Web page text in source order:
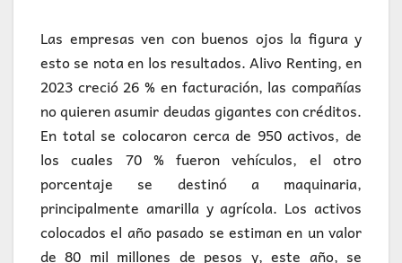
Las empresas ven con buenos ojos la figura y
esto se nota en los resultados. Alivo Renting, en
2023 creció 26 % en facturación, las compañías
no quieren asumir deudas gigantes con créditos.
En total se colocaron cerca de 950 activos, de
los cuales 70 % fueron vehículos, el otro
porcentaje se destinó a maquinaria,
principalmente amarilla y agrícola. Los activos
colocados el año pasado se estiman en un valor
de 80 mil millones de pesos y, este año, se